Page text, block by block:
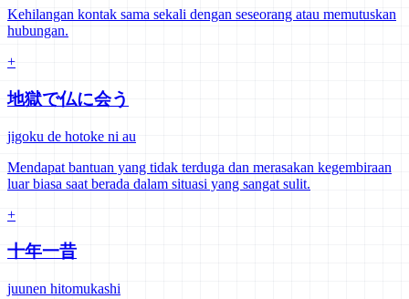
Kehilangan kontak sama sekali dengan seseorang atau memutuskan
hubungan.
+
地獄で仏に会う
jigoku de hotoke ni au
Mendapat bantuan yang tidak terduga dan merasakan kegembiraan
luar biasa saat berada dalam situasi yang sangat sulit.
+
十年一昔
juunen hitomukashi